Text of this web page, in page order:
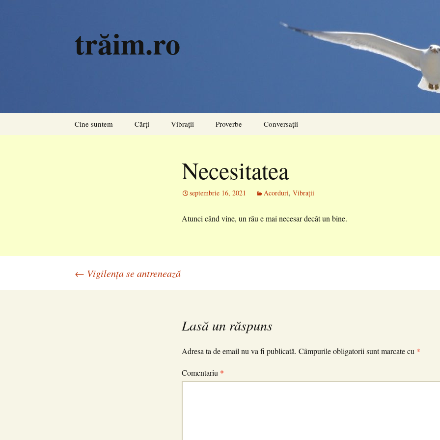
trăim.ro
Cine suntem Cărți Vibrații
Acorduri
Pulsiuni
Proverbe Conversații
Necesitatea
septembrie 16, 2021 Acorduri, Vibrații
Atunci când vine, un rău e mai necesar decât un bine.
Navigare
← Vigilența se antrenează
Lasă un răspuns
Adresa ta de email nu va fi publicată. Câmpurile obligatorii sunt marcate cu *
Comentariu *